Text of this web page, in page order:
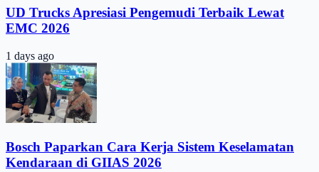
UD Trucks Apresiasi Pengemudi Terbaik Lewat
EMC 2026
1 days ago
Bosch Paparkan Cara Kerja Sistem Keselamatan
Kendaraan di GIIAS 2026